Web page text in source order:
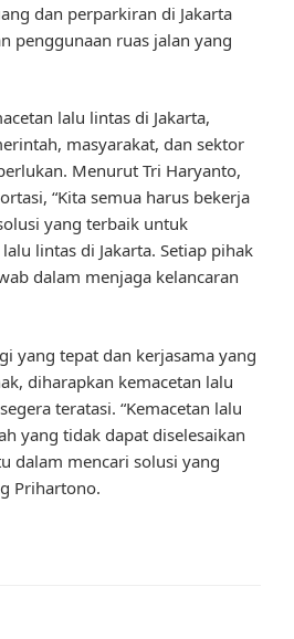
dan perparkiran di Jakarta
penggunaan ruas jalan yang
lalu lintas di Jakarta,
masyarakat, dan sektor
Menurut Tri Haryanto,
“Kita semua harus bekerja
yang terbaik untuk
lintas di Jakarta. Setiap pihak
dalam menjaga kelancaran
yang tepat dan kerjasama yang
diharapkan kemacetan lalu
teratasi. “Kemacetan lalu
yang tidak dapat diselesaikan
dalam mencari solusi yang
Prihartono.